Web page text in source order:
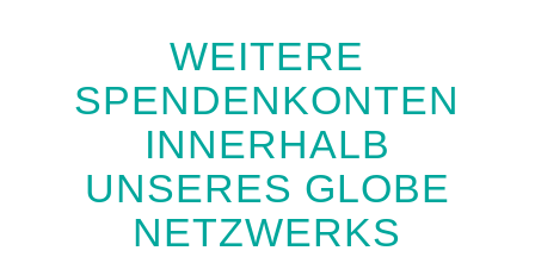
WEITERE
SPENDENKONTEN
INNERHALB
UNSERES GLOBE
NETZWERKS